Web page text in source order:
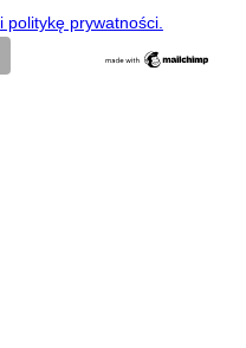
i politykę prywatności.